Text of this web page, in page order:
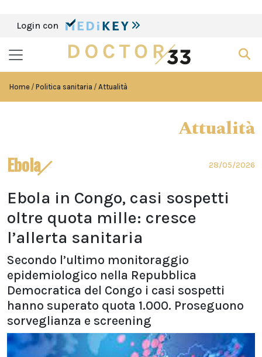
Login con
Home Politica sanitaria Attualità
Attualità
Ebola 28/05/2026
Ebola in Congo, casi sospetti
oltre quota mille: cresce
l’allerta sanitaria
Secondo l’ultimo monitoraggio
epidemiologico nella Repubblica
Democratica del Congo i casi sospetti
hanno superato quota 1.000. Proseguono
sorveglianza e screening